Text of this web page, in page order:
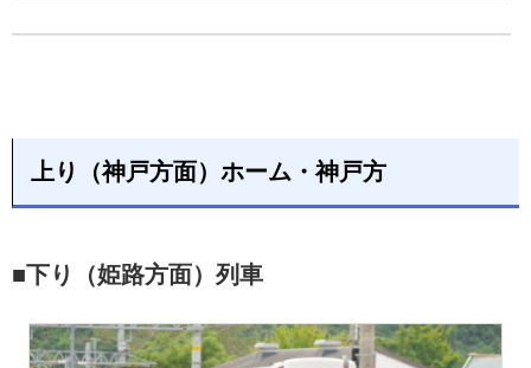
上り（神戸方面）ホーム・神戸方
■下り（姫路方面）列車